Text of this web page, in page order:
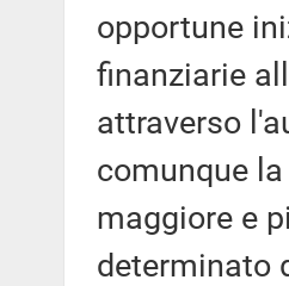
opportune
finanziarie
attraverso
comunque
maggiore e
determinato